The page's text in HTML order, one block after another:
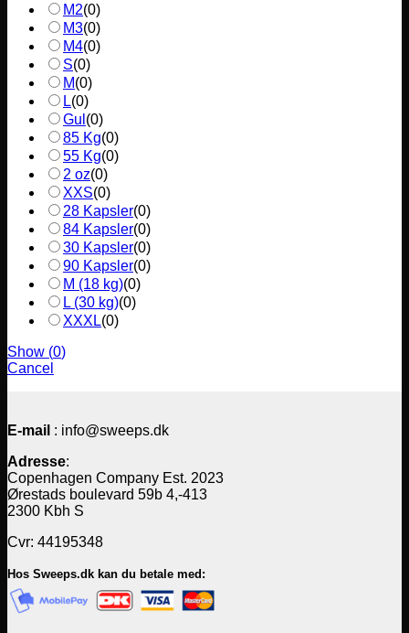
M2(0)
M3(0)
M4(0)
S(0)
M(0)
L(0)
Gul (0)
85 Kg(0)
55 Kg(0)
2 oz(0)
XXS(0)
28 Kapsler(0)
84 Kapsler(0)
30 Kapsler(0)
90 Kapsler(0)
M (18 kg)(0)
L (30 kg)(0)
XXXL(0)
Show (0)
Cancel
E-mail : info@sweeps.dk
Adresse:
Copenhagen Company Est. 2023
Ørestads boulevard 59b 4,-413
2300 Kbh S
Cvr: 44195348
Hos Sweeps.dk kan du betale med: